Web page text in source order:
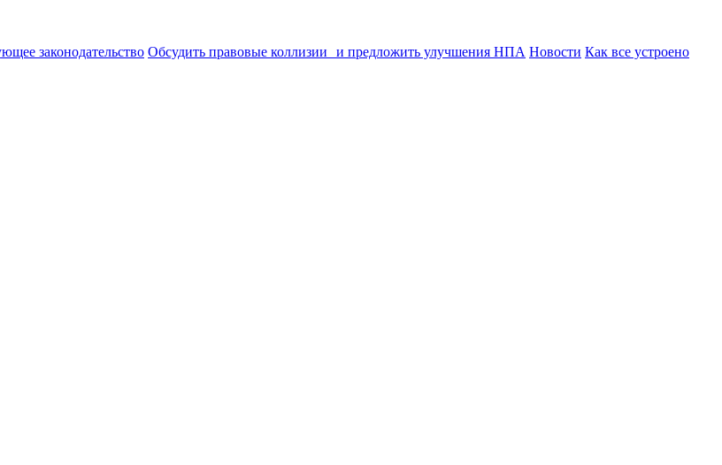
законодательство Обсудить правовые коллизии и предложить улучшения НПА Новости Как все устроено